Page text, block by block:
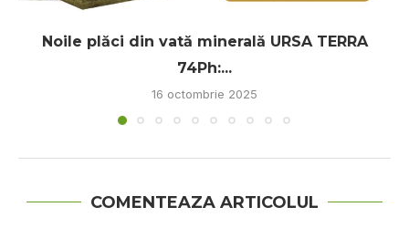
Noile plăci din vată minerală URSA TERRA
74Ph:...
16 octombrie 2025
COMENTEAZA ARTICOLUL